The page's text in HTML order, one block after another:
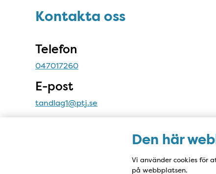
Den här
Vi använder cookies för
på webbplatsen.
Kontakta oss
Kontakta oss
Telefon
047017260
E-post
tandlag1@ptj.se